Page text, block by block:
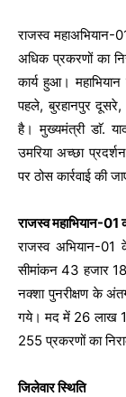
राजस्व
अधिक प्रकरणों का
कार्य हुआ।
पहले, बुरहानपुर
है। मुख्यमंत्री डाॅ.
उमरिया अच्छा
पर ठोस कार्रवाई की
राजस्व महाभियान-01
राजस्व अभियान-01
सीमांकन 43 हजार
नक्शा पुनरीक्षण के
गये। मद में 26 लाख
255 प्रकरणों का
जिलेवार स्थिति